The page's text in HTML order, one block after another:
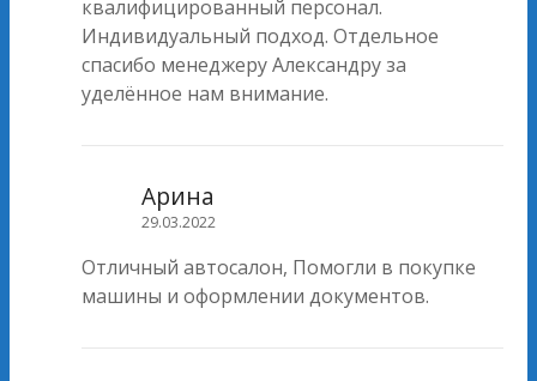
квалифицированный персонал.
Индивидуальный подход. Отдельное
спасибо менеджеру Александру за
уделённое нам внимание.
Арина
29.03.2022
Отличный автосалон, Помогли в покупке
машины и оформлении документов.